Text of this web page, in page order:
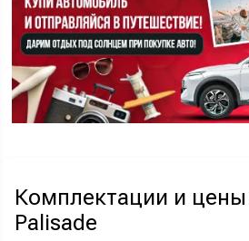
Комплектации и цены
Palisade